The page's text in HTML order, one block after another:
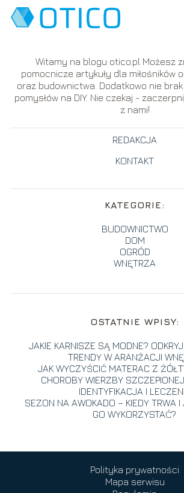
Witamy na blogu otico.pl Możesz
pomocnicze artykuły dla miłośników
oraz budownictwa. Dodatkowo nie
pomysłów na DIY. Nie czekaj -
z nami!
REDAKCJA
KONTAKT
KATEGORIE:
BUDOWNICTWO
DOM
OGRÓD
WNĘTRZA
OSTATNIE WPISY:
JAKIE KARNISZE SĄ MODNE?
TRENDY W ARANŻACJI
JAK WYCZYŚCIĆ MATERAC Z
CHOROBY WIERZBY
IDENTYFIKACJA I
SEZON NA AWOKADO – KIEDY TRWA I
GO WYKORZYSTAĆ?
Polityka prywatności
Mapa serwisu